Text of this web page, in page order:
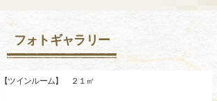
フォトギャラリー
【ツインルーム】 ２１㎡